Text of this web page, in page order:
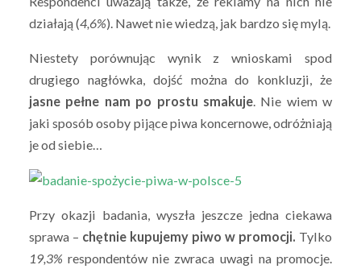
działają (4,6%). Nawet nie wiedzą, jak bardzo się mylą.
Niestety porównując wynik z wnioskami spod
drugiego nagłówka, dojść można do konkluzji, że
jasne pełne nam po prostu smakuje. Nie wiem w
jaki sposób osoby pijące piwa koncernowe, odróżniają
je od siebie…
Przy okazji badania, wyszła jeszcze jedna ciekawa
sprawa – chętnie kupujemy piwo w promocji. Tylko
19,3% respondentów nie zwraca uwagi na promocje.